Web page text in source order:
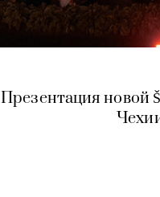
Презентация новой